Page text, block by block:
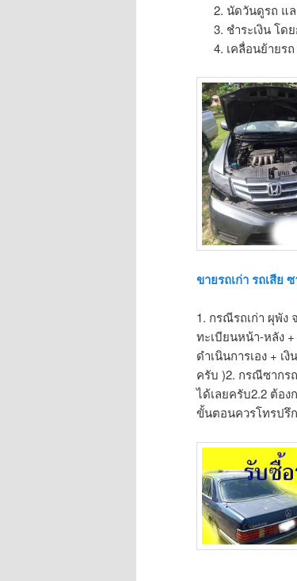
นัดวันดูรถ แ
ชำระเงิน โด
เคลื่อนย้ายรถ
ขายรถเก่า รถเสีย
1. กรณีรถเก่า ผุพัง
ทะเบียนหน้า-หลัง
ดำเนินการเอง +
ครับ )2. กรณีซากร
ได้เลยครับ2.2 ต้อ
ขั้นตอนควรโทรปรึ